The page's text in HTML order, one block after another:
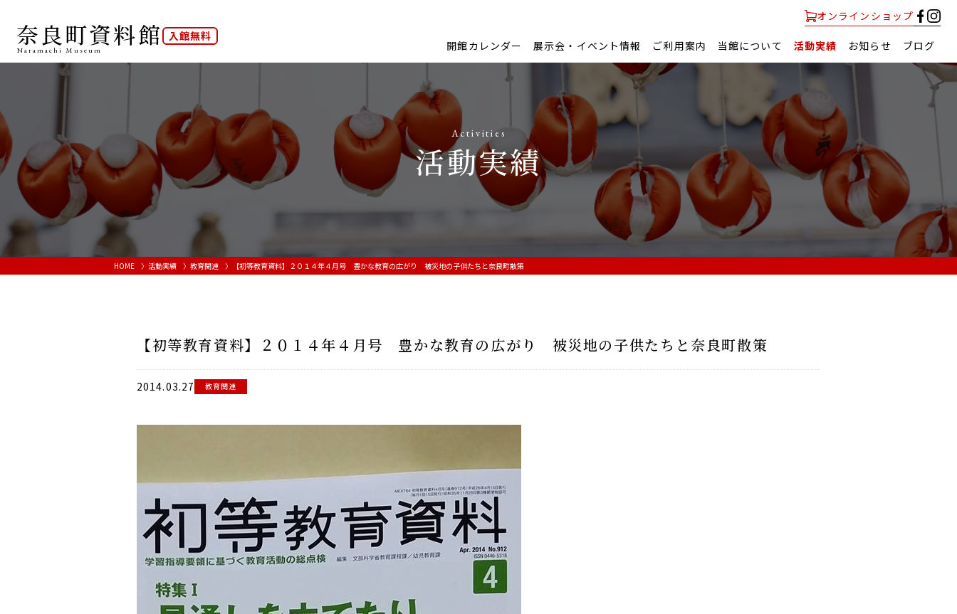
オンラインショップ
奈良町資料館
Naramachi Museum
入館無料
開館カレンダー 展示会・イベント情報 ご利用案内 当館について 活動実績 お知らせ ブログ
Activities
活動実績
HOME 活動実績 教育関連 【初等教育資料】２０１４年４月号 豊かな教育の広がり 被災地の子供たちと奈良町散策
【初等教育資料】２０１４年４月号 豊かな教育の広がり 被災地の子供たちと奈良町散策
2014.03.27 教育関連